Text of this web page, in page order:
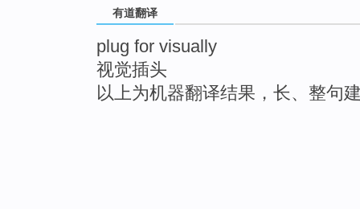
有道翻译
plug for visually
视觉插头
以上为机器翻译结果，长、整句